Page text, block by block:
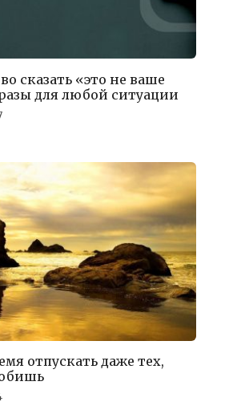
сказать «это не ваше
для любой ситуации
отпускать даже тех,